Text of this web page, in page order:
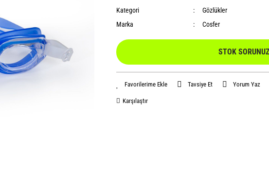
Kategori
Gözlükler
Marka
Cosfer
STOK SORUNUZ
Tavsiye Et Yorum Yaz
Karşılaştır